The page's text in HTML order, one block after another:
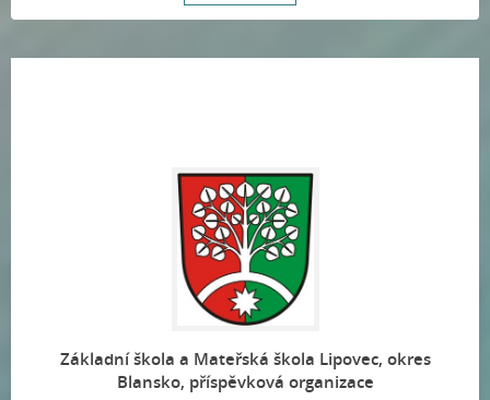
Základní škola a Mateřská škola Lipovec, okres
Blansko, příspěvková organizace